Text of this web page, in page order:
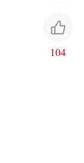
104